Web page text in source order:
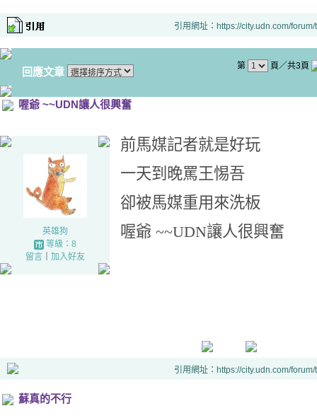
引用網址：https://city.udn.com/
回應文章 第 頁／共3頁
喔爺 ~~UDN讓人很興奮
英雄狗
等級：8
留言｜ 加入好友
前馬媒記者就是好玩
一天到晚罵王惕吾
卻被馬媒重用來洗板
喔爺 ~~UDN讓人很興奮
引用網址：https://city.udn.com/
蘇真的不行